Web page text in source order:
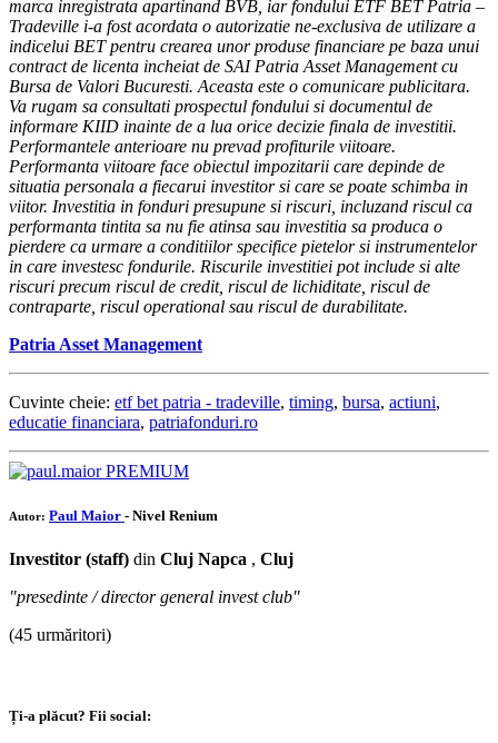
marca inregistrata apartinand BVB, iar fondului ETF BET Patria –
Tradeville i-a fost acordata o autorizatie ne-exclusiva de utilizare a
indicelui BET pentru crearea unor produse financiare pe baza unui
contract de licenta incheiat de SAI Patria Asset Management cu
Bursa de Valori Bucuresti. Aceasta este o comunicare publicitara.
Va rugam sa consultati prospectul fondului si documentul de
informare KIID inainte de a lua orice decizie finala de investitii.
Performantele anterioare nu prevad profiturile viitoare.
Performanta viitoare face obiectul impozitarii care depinde de
situatia personala a fiecarui investitor si care se poate schimba in
viitor. Investitia in fonduri presupune si riscuri, incluzand riscul ca
performanta tintita sa nu fie atinsa sau investitia sa produca o
pierdere ca urmare a conditiilor specifice pietelor si instrumentelor
in care investesc fondurile. Riscurile investitiei pot include si alte
riscuri precum riscul de credit, riscul de lichiditate, riscul de
contraparte, riscul operational sau riscul de durabilitate.
Patria Asset Management
Cuvinte cheie: etf bet patria - tradeville, timing, bursa, actiuni,
educatie financiara, patriafonduri.ro
PREMIUM
Autor: Paul Maior - Nivel Renium
Investitor (staff) din Cluj Napca , Cluj
"presedinte / director general invest club"
(45 urmăritori)
Ți-a plăcut? Fii social: